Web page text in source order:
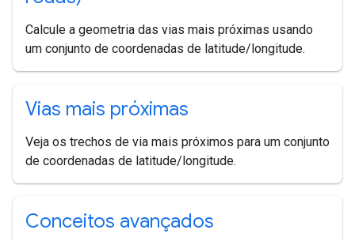
Calcule a geometria das vias mais próximas usando
um conjunto de coordenadas de latitude/longitude.
Vias mais próximas
Veja os trechos de via mais próximos para um conjunto
de coordenadas de latitude/longitude.
Conceitos avançados